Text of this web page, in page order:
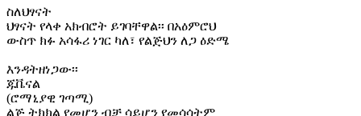
ስለህፃናት
ህፃናት የላቀ አክብሮት ይገባቸዋል፡፡ በአዕምሮህ
ውስጥ ክፉ አሳፋሪ ነገር ካለ፣ የልጅህን ለጋ ዕድሜ
እንዳትዘነጋው፡፡
ጁቬናል
(ሮማኒያዊ ገጣሚ)
ልጅ ትክክል የመሆን ብቻ ሳይሆን የመሳሳትም